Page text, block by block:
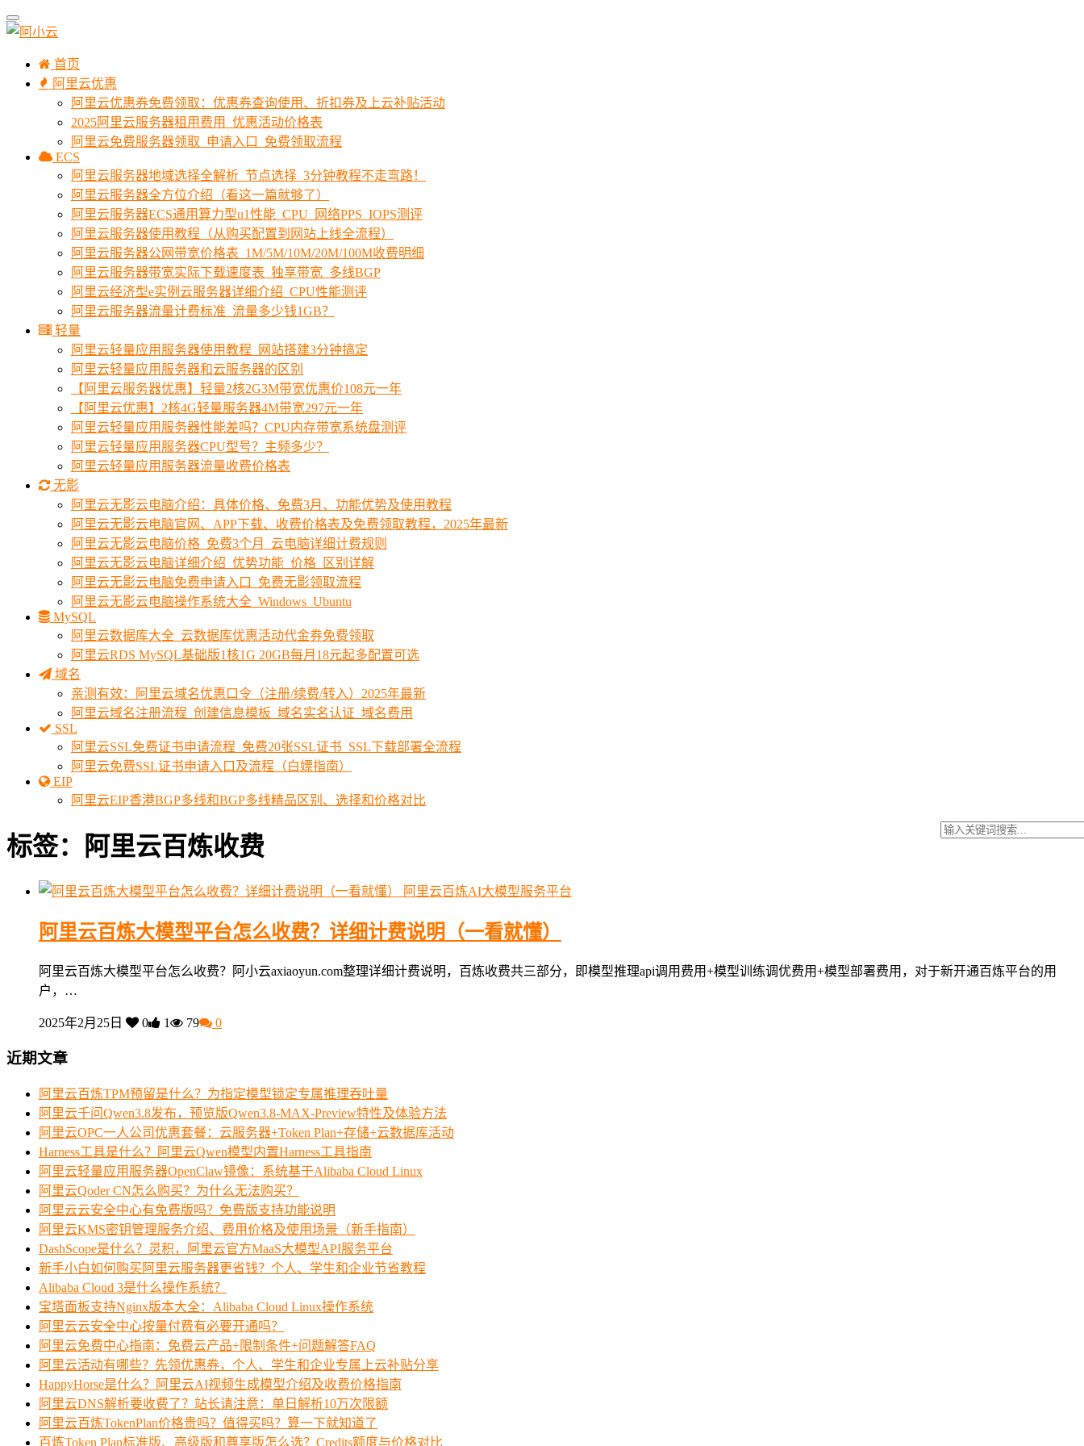
首页
阿里云优惠
阿里云优惠券免费领取：优惠券查询使用、折扣券及上云补贴活动
2025阿里云服务器租用费用_优惠活动价格表
阿里云免费服务器领取_申请入口_免费领取流程
ECS
阿里云服务器地域选择全解析_节点选择_3分钟教程不走弯路！
阿里云服务器全方位介绍（看这一篇就够了）
阿里云服务器ECS通用算力型u1性能_CPU_网络PPS_IOPS测评
阿里云服务器使用教程（从购买配置到网站上线全流程）
阿里云服务器公网带宽价格表_1M/5M/10M/20M/100M收费明细
阿里云服务器带宽实际下载速度表_独享带宽_多线BGP
阿里云经济型e实例云服务器详细介绍_CPU性能测评
阿里云服务器流量计费标准_流量多少钱1GB？
轻量
阿里云轻量应用服务器使用教程_网站搭建3分钟搞定
阿里云轻量应用服务器和云服务器的区别
【阿里云服务器优惠】轻量2核2G3M带宽优惠价108元一年
【阿里云优惠】2核4G轻量服务器4M带宽297元一年
阿里云轻量应用服务器性能差吗？CPU内存带宽系统盘测评
阿里云轻量应用服务器CPU型号？主频多少？
阿里云轻量应用服务器流量收费价格表
无影
阿里云无影云电脑介绍：具体价格、免费3月、功能优势及使用教程
阿里云无影云电脑官网、APP下载、收费价格表及免费领取教程，2025年最新
阿里云无影云电脑价格_免费3个月_云电脑详细计费规则
阿里云无影云电脑详细介绍_优势功能_价格_区别详解
阿里云无影云电脑免费申请入口_免费无影领取流程
阿里云无影云电脑操作系统大全_Windows_Ubuntu
MySQL
阿里云数据库大全_云数据库优惠活动代金券免费领取
阿里云RDS MySQL基础版1核1G 20GB每月18元起多配置可选
域名
亲测有效：阿里云域名优惠口令（注册/续费/转入）2025年最新
阿里云域名注册流程_创建信息模板_域名实名认证_域名费用
SSL
阿里云SSL免费证书申请流程_免费20张SSL证书_SSL下载部署全流程
阿里云免费SSL证书申请入口及流程（白嫖指南）
EIP
阿里云EIP香港BGP多线和BGP多线精品区别、选择和价格对比
标签：阿里云百炼收费
阿里云百炼AI大模型服务平台
阿里云百炼大模型平台怎么收费？详细计费说明（一看就懂）
阿里云百炼大模型平台怎么收费？阿小云axiaoyun.com整理详细计费说明，百炼收费共三部分，即模型推理api调用费用+模型训练调优费用+模型部署费用，对于新开通百炼平台的用
户，…
2025年2月25日 0 1 79 0
近期文章
阿里云百炼TPM预留是什么？为指定模型锁定专属推理吞吐量
阿里云千问Qwen3.8发布，预览版Qwen3.8-MAX-Preview特性及体验方法
阿里云OPC一人公司优惠套餐：云服务器+Token Plan+存储+云数据库活动
Harness工具是什么？阿里云Qwen模型内置Harness工具指南
阿里云轻量应用服务器OpenClaw镜像：系统基于Alibaba Cloud Linux
阿里云Qoder CN怎么购买？为什么无法购买？
阿里云云安全中心有免费版吗？免费版支持功能说明
阿里云KMS密钥管理服务介绍、费用价格及使用场景（新手指南）
DashScope是什么？灵积，阿里云官方MaaS大模型API服务平台
新手小白如何购买阿里云服务器更省钱？个人、学生和企业节省教程
Alibaba Cloud 3是什么操作系统？
宝塔面板支持Nginx版本大全：Alibaba Cloud Linux操作系统
阿里云云安全中心按量付费有必要开通吗？
阿里云免费中心指南：免费云产品+限制条件+问题解答FAQ
阿里云活动有哪些？先领优惠券，个人、学生和企业专属上云补贴分享
HappyHorse是什么？阿里云AI视频生成模型介绍及收费价格指南
阿里云DNS解析要收费了？站长请注意：单日解析10万次限额
阿里云百炼TokenPlan价格贵吗？值得买吗？算一下就知道了
百炼Token Plan标准版、高级版和尊享版怎么选？Credits额度与价格对比